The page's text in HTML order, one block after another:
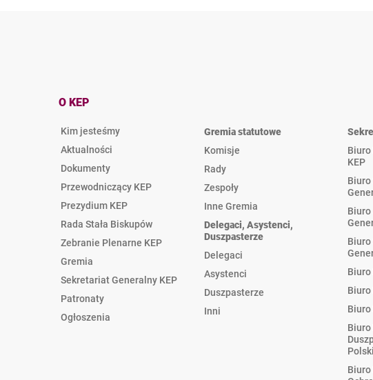
O KEP
Kim jesteśmy
Aktualności
Dokumenty
Przewodniczący KEP
Prezydium KEP
Rada Stała Biskupów
Zebranie Plenarne KEP
Gremia
Sekretariat Generalny KEP
Patronaty
Ogłoszenia
Gremia statutowe
Komisje
Rady
Zespoły
Inne Gremia
Delegaci, Asystenci,
Duszpasterze
Delegaci
Asystenci
Duszpasterze
Inni
KEP
Biuro
Biuro
Biuro
Biuro
Biuro
Biuro
Biuro